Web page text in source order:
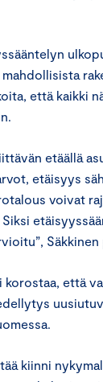
että kaikki
etäällä
etäisyys
voivat
korostaa, että
kiinni